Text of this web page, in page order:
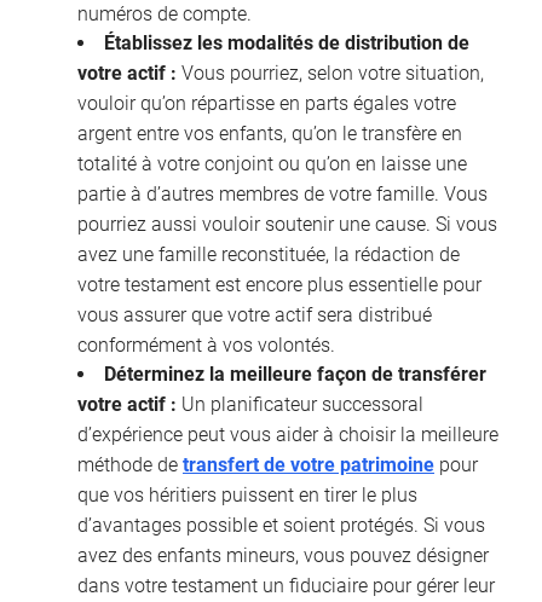
numéros de compte.
Établissez les modalités de distribution de
votre actif : Vous pourriez, selon votre situation,
vouloir qu’on répartisse en parts égales votre
argent entre vos enfants, qu’on le transfère en
totalité à votre conjoint ou qu’on en laisse une
partie à d’autres membres de votre famille. Vous
pourriez aussi vouloir soutenir une cause. Si vous
avez une famille reconstituée, la rédaction de
votre testament est encore plus essentielle pour
vous assurer que votre actif sera distribué
conformément à vos volontés.
Déterminez la meilleure façon de transférer
votre actif : Un planificateur successoral
d’expérience peut vous aider à choisir la meilleure
méthode de transfert de votre patrimoine pour
que vos héritiers puissent en tirer le plus
d’avantages possible et soient protégés. Si vous
avez des enfants mineurs, vous pouvez désigner
dans votre testament un fiduciaire pour gérer leur